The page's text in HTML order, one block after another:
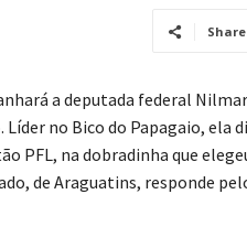
Share
a deputada federal
Líder no Bico do Papagaio, ela
PFL, na dobradinha que
de Araguatins, responde